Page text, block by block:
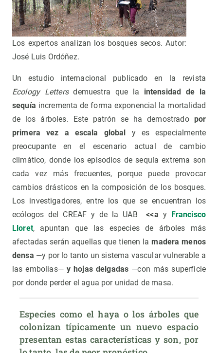
Los expertos analizan los bosques secos. Autor:
José Luis Ordóñez.
Un estudio internacional publicado en la revista
Ecology Lettersdemuestra que la intensidad de la
sequía incrementa de forma exponencial la mortalidad
de los árboles. Este patrón se ha demostrado por
primera vez a escala global y es especialmente
preocupante en el escenario actual de cambio
climático, donde los episodios de sequía extrema son
cada vez más frecuentes, porque puede provocar
cambios drásticos en la composición de los bosques.
Los investigadores, entre los que se encuentran los
ecólogos del CREAF y de la UAB
<<a y Francisco
Lloret, apuntan que las especies de árboles más
afectadas serán aquellas que tienen lamadera menos
densa —y por lo tanto un sistema vascular vulnerable a
las embolias— y hojas delgadas —con más superficie
por donde perder el agua por unidad de masa.
Especies como el haya o los árboles que
colonizan típicamente un nuevo espacio
presentan estas características y son, por